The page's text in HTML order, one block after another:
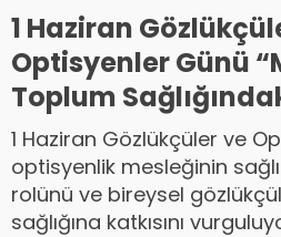
Sağlığındaki Önemi”
1 Haziran
Optisyenler Günü
Toplum
1 Haziran Gözlükçüler ve
optisyenlik mesleğinin
rolünü ve bireysel
sağlığına katkısını